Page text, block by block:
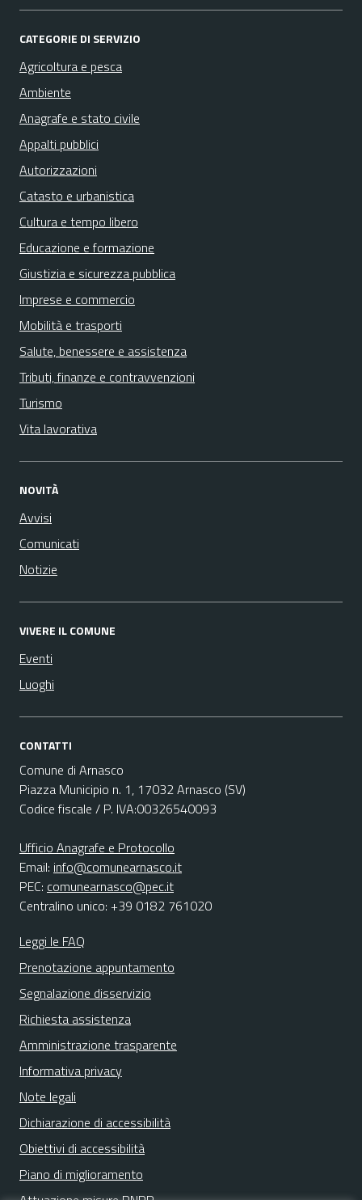
CATEGORIE DI SERVIZIO
Agricoltura e pesca
Ambiente
Anagrafe e stato civile
Appalti pubblici
Autorizzazioni
Catasto e urbanistica
Cultura e tempo libero
Educazione e formazione
Giustizia e sicurezza pubblica
Imprese e commercio
Mobilità e trasporti
Salute, benessere e assistenza
Tributi, finanze e contravvenzioni
Turismo
Vita lavorativa
NOVITÀ
Avvisi
Comunicati
Notizie
VIVERE IL COMUNE
Eventi
Luoghi
CONTATTI
Comune di Arnasco
Piazza Municipio n. 1, 17032 Arnasco (SV)
Codice fiscale / P. IVA:00326540093
Ufficio Anagrafe e Protocollo
Email: info@comunearnasco.it
PEC: comunearnasco@pec.it
Centralino unico: +39 0182 761020
Leggi le FAQ
Prenotazione appuntamento
Segnalazione disservizio
Richiesta assistenza
Amministrazione trasparente
Informativa privacy
Note legali
Dichiarazione di accessibilità
Obiettivi di accessibilità
Piano di miglioramento